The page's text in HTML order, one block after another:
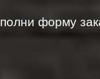
форму